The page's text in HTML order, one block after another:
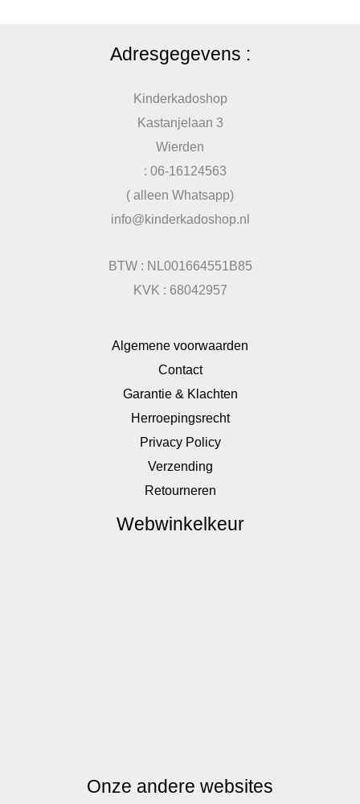
Adresgegevens :
Kinderkadoshop
Kastanjelaan 3
Wierden
: 06-16124563
( alleen Whatsapp)
info@kinderkadoshop.nl
BTW : NL001664551B85
KVK : 68042957
Algemene voorwaarden
Contact
Garantie & Klachten
Herroepingsrecht
Privacy Policy
Verzending
Retourneren
Webwinkelkeur
Onze andere websites